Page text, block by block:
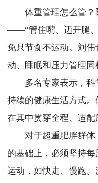
体重管理怎么管？
——“管住嘴、迈开腿
免只节食不运动。刘
动、睡眠和压力管理同
多名专家表示，科
持续的健康生活方式
在其中贯穿全程、适配
对于超重肥胖群体
的基础上，必须坚持
运动，如快走、慢跑